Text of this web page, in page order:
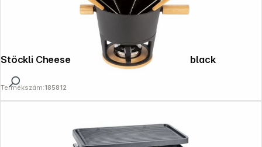
Stöckli Cheese Fondue Set Titlis Big 3,2l black
Termékszám:185812